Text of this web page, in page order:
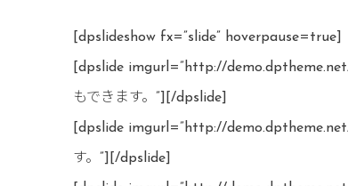
[dpslideshow fx=”slide” hoverpause=true]
[dpslide imgurl=”http://
もできます。”][/dpslide]
[dpslide imgurl=”http://
す。”][/dpslide]